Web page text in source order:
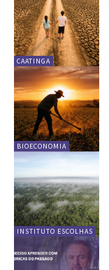
CAATINGA
BIOECONOMIA
INSTITUTO ESCOLHAS